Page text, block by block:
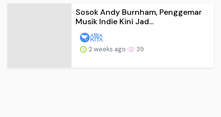
Sosok Andy Burnham, Penggemar
Musik Indie Kini Jad...
2 weeks ago 39